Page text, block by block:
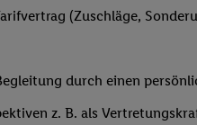
(Zuschläge,
durch einen
z. B. als
zur technischen
in gemeinsamer
spezielle Online-